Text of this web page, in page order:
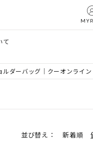
て
ルダーバッグ｜クーオンライン
並び替え 新着順